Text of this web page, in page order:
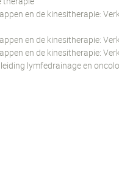
en de kinesitherapie:
en de kinesitherapie:
en de kinesitherapie:
lymfedrainage en